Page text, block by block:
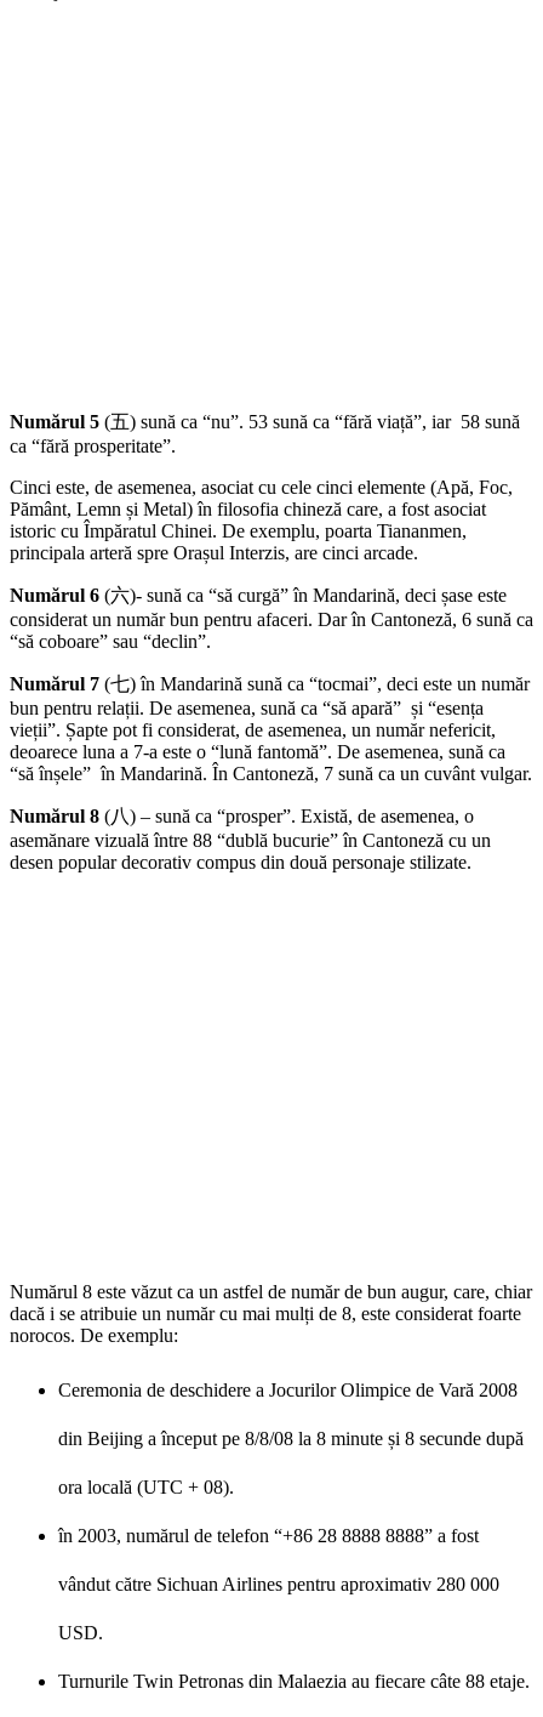
Numărul 5 (五) sună ca “nu”. 53 sună ca “fără viață”, iar 58 sună
ca “fără prosperitate”.
Cinci este, de asemenea, asociat cu cele cinci elemente (Apă, Foc,
Pământ, Lemn și Metal) în filosofia chineză care, a fost asociat
istoric cu Împăratul Chinei. De exemplu, poarta Tiananmen,
principala arteră spre Orașul Interzis, are cinci arcade.
Numărul 6 (六)- sună ca “să curgă” în Mandarină, deci șase este
considerat un număr bun pentru afaceri. Dar în Cantoneză, 6 sună ca
“să coboare” sau “declin”.
Numărul 7 (七) în Mandarină sună ca “tocmai”, deci este un număr
bun pentru relații. De asemenea, sună ca “să apară” și “esența
vieții”. Șapte pot fi considerat, de asemenea, un număr nefericit,
deoarece luna a 7-a este o “lună fantomă”. De asemenea, sună ca
“să înșele” în Mandarină. În Cantoneză, 7 sună ca un cuvânt vulgar.
Numărul 8 (八) – sună ca “prosper”. Există, de asemenea, o
asemănare vizuală între 88 “dublă bucurie” în Cantoneză cu un
desen popular decorativ compus din două personaje stilizate.
Numărul 8 este văzut ca un astfel de număr de bun augur, care, chiar
dacă i se atribuie un număr cu mai mulți de 8, este considerat foarte
norocos. De exemplu:
Ceremonia de deschidere a Jocurilor Olimpice de Vară 2008
din Beijing a început pe 8/8/08 la 8 minute și 8 secunde după
ora locală (UTC + 08).
în 2003, numărul de telefon “+86 28 8888 8888” a fost
vândut către Sichuan Airlines pentru aproximativ 280 000
USD.
Turnurile Twin Petronas din Malaezia au fiecare câte 88 etaje.